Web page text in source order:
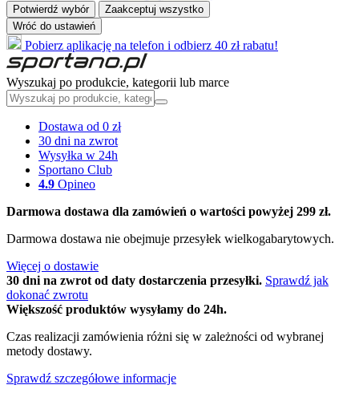
Potwierdź wybór
Zaakceptuj wszystko
Wróć do ustawień
Pobierz aplikację na telefon i odbierz 40 zł rabatu!
Wyszukaj po produkcie, kategorii lub marce
Dostawa od 0 zł
30 dni na zwrot
Wysyłka w 24h
Sportano Club
4.9 Opineo
Darmowa dostawa dla zamówień o wartości powyżej 299 zł.
Darmowa dostawa nie obejmuje przesyłek wielkogabarytowych.
Więcej o dostawie
30 dni na zwrot od daty dostarczenia przesyłki. Sprawdź jak
dokonać zwrotu
Większość produktów wysyłamy do 24h.
Czas realizacji zamówienia różni się w zależności od wybranej
metody dostawy.
Sprawdź szczegółowe informacje